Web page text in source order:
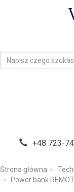
+48 723-
Strona główna
Power bank